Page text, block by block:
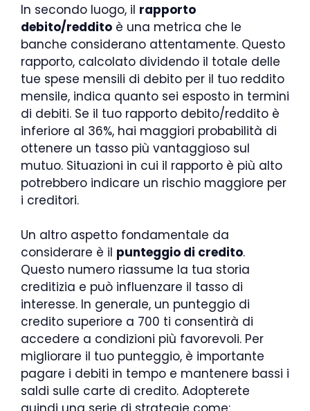
In secondo luogo, il rapporto
debito/reddito è una metrica che le
banche considerano attentamente. Questo
rapporto, calcolato dividendo il totale delle
tue spese mensili di debito per il tuo reddito
mensile, indica quanto sei esposto in termini
di debiti. Se il tuo rapporto debito/reddito è
inferiore al 36%, hai maggiori probabilità di
ottenere un tasso più vantaggioso sul
mutuo. Situazioni in cui il rapporto è più alto
potrebbero indicare un rischio maggiore per
i creditori.
Un altro aspetto fondamentale da
considerare è il punteggio di credito.
Questo numero riassume la tua storia
creditizia e può influenzare il tasso di
interesse. In generale, un punteggio di
credito superiore a 700 ti consentirà di
accedere a condizioni più favorevoli. Per
migliorare il tuo punteggio, è importante
pagare i debiti in tempo e mantenere bassi i
saldi sulle carte di credito. Adopterete